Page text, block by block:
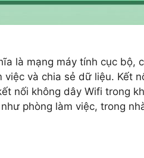
là mạng máy tính cục bộ,
và chia sẻ dữ liệu. Kết
nối không dây Wifi trong
phòng làm việc, trong